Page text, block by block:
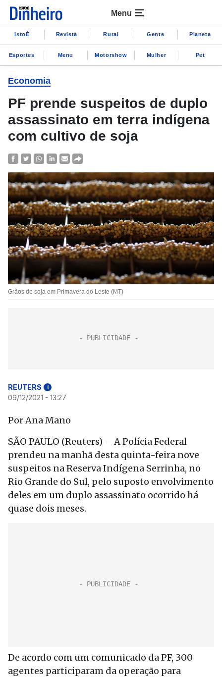
Menu
IstoÉ Revista Rural Gente Planeta
Esportes Menu Motorshow Mulher Pet
Economia
PF prende suspeitos de duplo
assassinato em terra indígena
com cultivo de soja
Grãos de soja em Primavera do Leste (MT)
REUTERS i
09/12/2021 - 13:27
Por Ana Mano
SÃO PAULO (Reuters) – A Polícia Federal
prendeu na manhã desta quinta-feira nove
suspeitos na Reserva Indígena Serrinha, no
Rio Grande do Sul, pelo suposto envolvimento
deles em um duplo assassinato ocorrido há
quase dois meses.
De acordo com um comunicado da PF, 300
agentes participaram da operação para